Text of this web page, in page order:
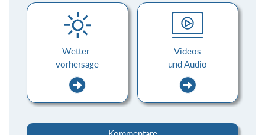
Wetter-
vorhersage
Videos
und Audio